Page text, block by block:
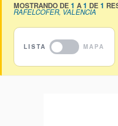
MOSTRANDO DE1 A1 DE1
RAFELCOFER, VALENCIA